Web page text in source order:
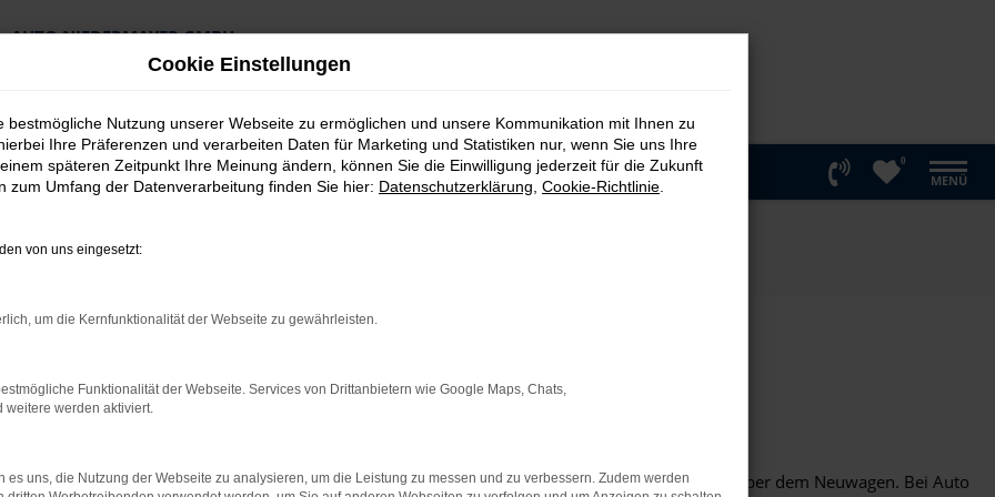
AUTO NIEDERMAYER GMBH
Preiswerte Angebote
0
MENÜ
Angebote
für hochwertige Fahrzeuge und exzellenten Service.
ein CUPRA Leon Jahreswagen bei uns die ideale Wahl für Sie sein kann.
– mit geringem Kilometerstand, aktueller Technik und einem attraktiven Preisvorteil gegenüber dem Neuwagen. Bei Auto
Cookie Einstellungen
bestmögliche Nutzung unserer Webseite zu ermöglichen und unsere Kommunikation mit Ihnen zu
Ihre Präferenzen und verarbeiten Daten für Marketing und Statistiken nur, wenn Sie uns Ihre
späteren Zeitpunkt Ihre Meinung ändern, können Sie die Einwilligung jederzeit für die Zukunft
zum Umfang der Datenverarbeitung finden Sie hier: Datenschutzerklärung Cookie-Richtlinie
von uns eingesetzt:
um die Kernfunktionalität der Webseite zu gewährleisten.
Funktionalität der Webseite. Services von Drittanbietern wie Google Maps, Chats,
weitere werden aktiviert.
es uns, die Nutzung der Webseite zu analysieren, um die Leistung zu messen und zu verbessern. Zudem werden